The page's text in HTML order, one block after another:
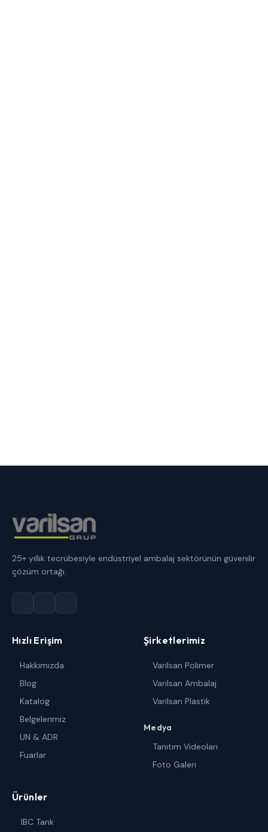
25+ yıllık tecrübesiyle endüstriyel ambalaj sektörünün güvenilir
çözüm ortağı.
Hızlı Erişim
Hakkımızda
Blog
Katalog
Belgelerimiz
UN & ADR
Fuarlar
Şirketlerimiz
Varilsan Polimer
Varilsan Ambalaj
Varilsan Plastik
Medya
Tanıtım Videoları
Foto Galeri
Ürünler
IBC Tank